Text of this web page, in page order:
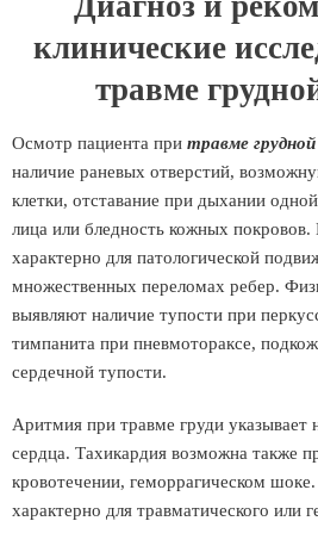
клинические
травме
Осмотр пациента при травме
наличие раневых отверстий,
клетки, отставание при дыхании
лица или бледность кожных
характерно для патологической
множественных переломах ребер.
выявляют наличие тупости при
тимпанита при пневмотораксе,
сердечной тупости.
Аритмия при травме груди
сердца. Тахикардия возможна также
кровотечении, геморрагическом
характерно для травматического или